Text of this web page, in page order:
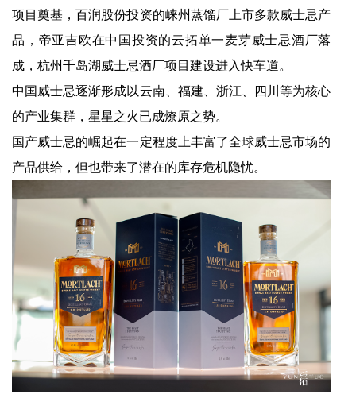
项目奠基，百润股份投资的崃州蒸馏厂上市多款威士忌产
品，帝亚吉欧在中国投资的云拓单一麦芽威士忌酒厂落
成，杭州千岛湖威士忌酒厂项目建设进入快车道。
中国威士忌逐渐形成以云南、福建、浙江、四川等为核心
的产业集群，星星之火已成燎原之势。
国产威士忌的崛起在一定程度上丰富了全球威士忌市场的
产品供给，但也带来了潜在的库存危机隐忧。